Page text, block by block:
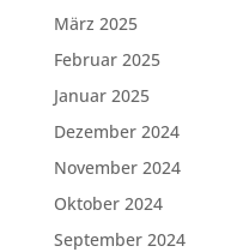
März 2025
Februar 2025
Januar 2025
Dezember 2024
November 2024
Oktober 2024
September 2024